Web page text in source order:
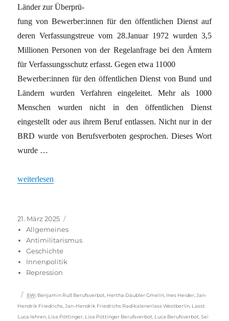
Länder zur Überprü-
fung von Bewerber:innen für den öffentlichen Dienst auf
deren Verfassungstreue vom 28.Januar 1972 wurden 3,5
Millionen Personen von der Regelanfrage bei den Ämtern
für Verfassungsschutz erfasst. Gegen etwa 11000
Bewerber:innen für den öffentlichen Dienst von Bund und
Ländern wurden Verfahren eingeleitet. Mehr als 1000
Menschen wurden nicht in den öffentlichen Dienst
eingestellt oder aus ihrem Beruf entlassen. Nicht nur in der
BRD wurde von Berufsverboten gesprochen. Dieses Wort
wurde …
„Renaissance der Berufsverbote gegen Linke“
weiterlesen
Veröffentlicht
am
21. März 2025
Allgemeines
Antimilitarismus
Geschichte
Innenpolitik
Repression
Schlagwörter
SW: Benjamin Ruß Berufsverbot, Hertha Däubler Gmelin, Ines Heider,Jan-
Hendrik Friedrichs,Jan-Hendrik Friedrichs Radikalenerlass Westberlin, Lasst
Luca lehren, Lisa Pöttinger, Lisa Pöttinger Berufsverbot, Luca Berufsverbot,Sei